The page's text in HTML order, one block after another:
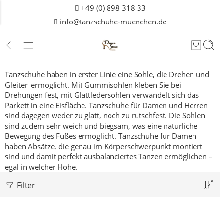
+49 (0) 898 318 33
info@tanzschuhe-muenchen.de
Tanzschuhe haben in erster Linie eine Sohle, die Drehen und
Gleiten ermöglicht. Mit Gummisohlen kleben Sie bei
Drehungen fest, mit Glattledersohlen verwandelt sich das
Parkett in eine Eisfläche. Tanzschuhe für Damen und Herren
sind dagegen weder zu glatt, noch zu rutschfest. Die Sohlen
sind zudem sehr weich und biegsam, was eine natürliche
Bewegung des Fußes ermöglicht. Tanzschuhe für Damen
haben Absätze, die genau im Körperschwerpunkt montiert
sind und damit perfekt ausbalanciertes Tanzen ermöglichen –
egal in welcher Höhe.
Filter